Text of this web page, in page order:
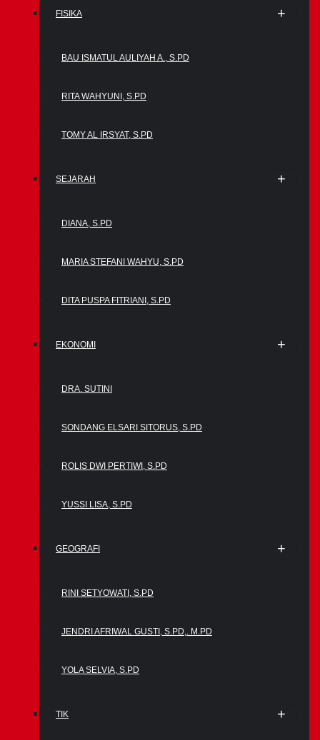
FISIKA
BAU ISMATUL AULIYAH A., S.PD
RITA WAHYUNI, S.PD
TOMY AL IRSYAT, S.PD
SEJARAH
DIANA, S.PD
MARIA STEFANI WAHYU, S.PD
DITA PUSPA FITRIANI, S.PD
EKONOMI
DRA. SUTINI
SONDANG ELSARI SITORUS, S.PD
ROLIS DWI PERTIWI, S.PD
YUSSI LISA, S.PD
GEOGRAFI
RINI SETYOWATI, S.PD
JENDRI AFRIWAL GUSTI, S.PD,. M.PD
YOLA SELVIA, S.PD
TIK